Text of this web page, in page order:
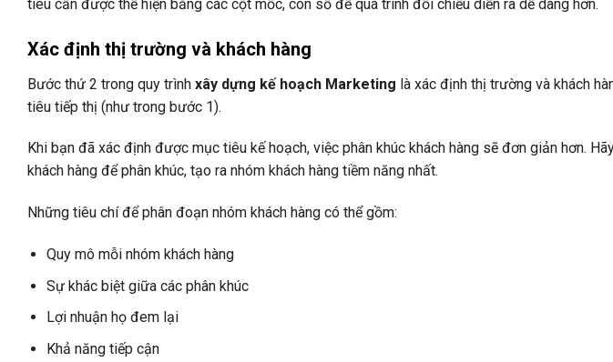
tiêu cần được thể hiện bằng các cột mốc, con số để quá trình đối chiếu diễn ra dễ dàng hơn.
Xác định thị trường và khách hàng
Bước thứ 2 trong quy trình xây dựng kế hoạch Marketing là xác định thị trường và khách
tiêu tiếp thị (như trong bước 1).
Khi bạn đã xác định được mục tiêu kế hoạch, việc phân khúc khách hàng sẽ đơn giản hơn.
khách hàng để phân khúc, tạo ra nhóm khách hàng tiềm năng nhất.
Những tiêu chí để phân đoạn nhóm khách hàng có thể gồm:
Quy mô mỗi nhóm khách hàng
Sự khác biệt giữa các phân khúc
Lợi nhuận họ đem lại
Khả năng tiếp cận